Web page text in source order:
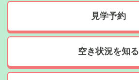
見学予約
空き状況を知る